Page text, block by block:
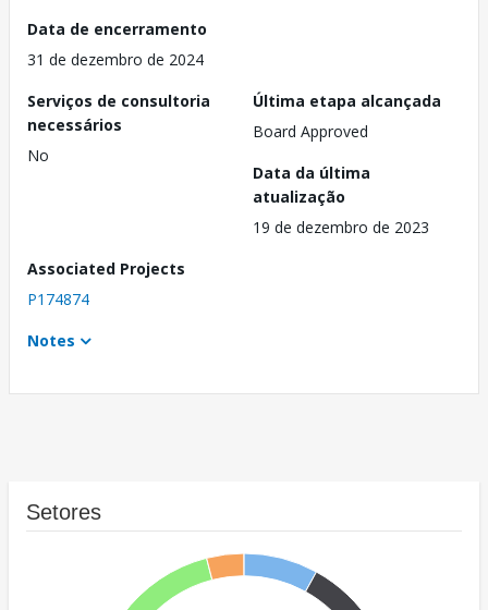
Data de encerramento
31 de dezembro de 2024
Serviços de consultoria
necessários
No
Última etapa alcançada
Board Approved
Data da última
atualização
19 de dezembro de 2023
Associated Projects
P174874
Notes
Setores